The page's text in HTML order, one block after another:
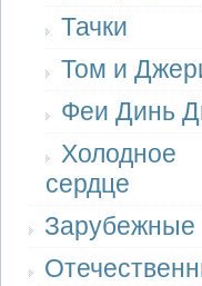
Тачки
Том и
Феи Динь
Холодное
сердце
Зарубежные